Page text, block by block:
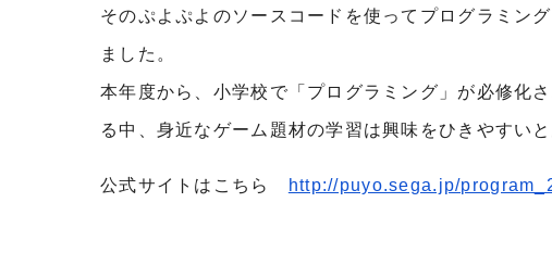
そのぷよぷよのソースコードを使ってプログラミン
ました。
本年度から、小学校で「プログラミング」が必修化
る中、身近なゲーム題材の学習は興味をひきやすいと
公式サイトはこちら http://puyo.sega.jp/